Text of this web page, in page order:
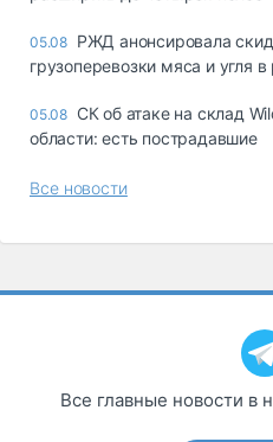
05.08 РЖД анонсировала
грузоперевозки мяса и угля в
05.08 СК об атаке на склад
области: есть пострадавшие
Все новости
Все главные новости в